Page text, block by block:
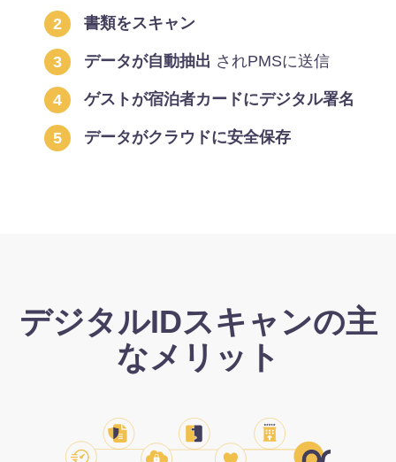
書類をスキャン
データが自動抽出 されPMSに送信
ゲストが宿泊者カードにデジタル署名
データがクラウドに安全保存
デジタルIDスキャンの主
なメリット